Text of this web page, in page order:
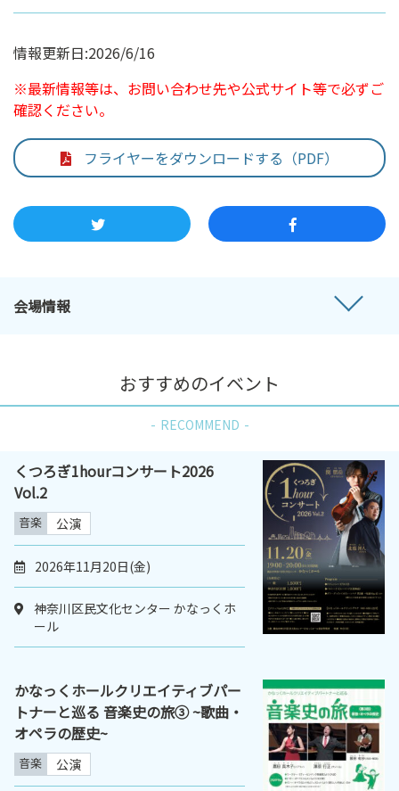
フライヤーをダウンロードする（PDF）
情報更新日:2026/6/16
※最新情報等は、お問い合わせ先や公式サイト等で必ずご
確認ください。
会場情報
おすすめのイベント
RECOMMEND
くつろぎ1hourコンサート2026
Vol.2
音楽 公演
2026年11月20日(金)
神奈川区民文化センター かなっくホ
ール
かなっくホールクリエイティブパー
トナーと巡る 音楽史の旅③ ~歌曲・
オペラの歴史~
音楽 公演